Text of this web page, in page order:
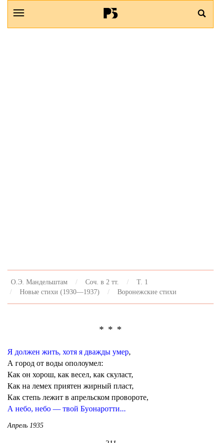
О.Э. Мандельштам Соч. в 2 тт.
Т. 1
Новые стихи (1930—1937)
Воронежские стихи
* * *
Я должен жить, хотя я дважды умер,
А город от воды ополоумел:
Как он хорош, как весел, как скуласт,
Как на лемех приятен жирный пласт,
Как степь лежит в апрельском провороте,
А небо, небо — твой Буонаротти...
Апрель 1935